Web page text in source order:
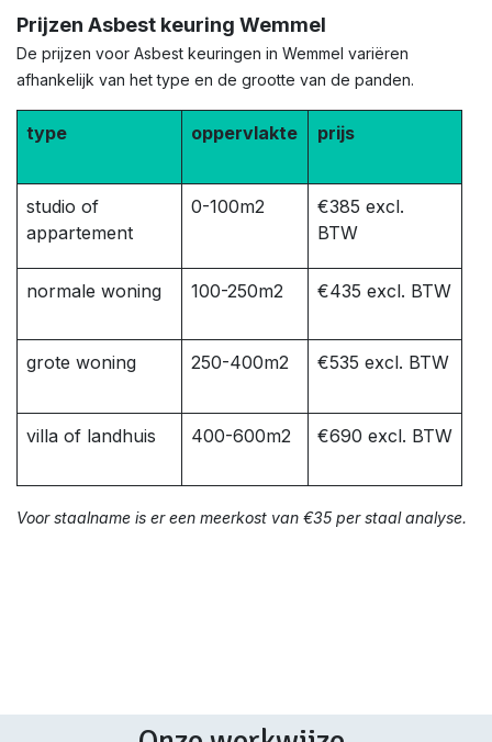
Prijzen Asbest keuring Wemmel
De prijzen voor Asbest keuringen in Wemmel variëren
afhankelijk van het type en de grootte van de panden.
type oppervlakte prijs
studio of
appartement
0-100m2
€385 excl.
BTW
normale woning 100-250m2 €435 excl. BTW
grote woning 250-400m2 €535 excl. BTW
villa of landhuis 400-600m2 €690 excl. BTW
Voor staalname is er een meerkost van €35 per staal analyse.